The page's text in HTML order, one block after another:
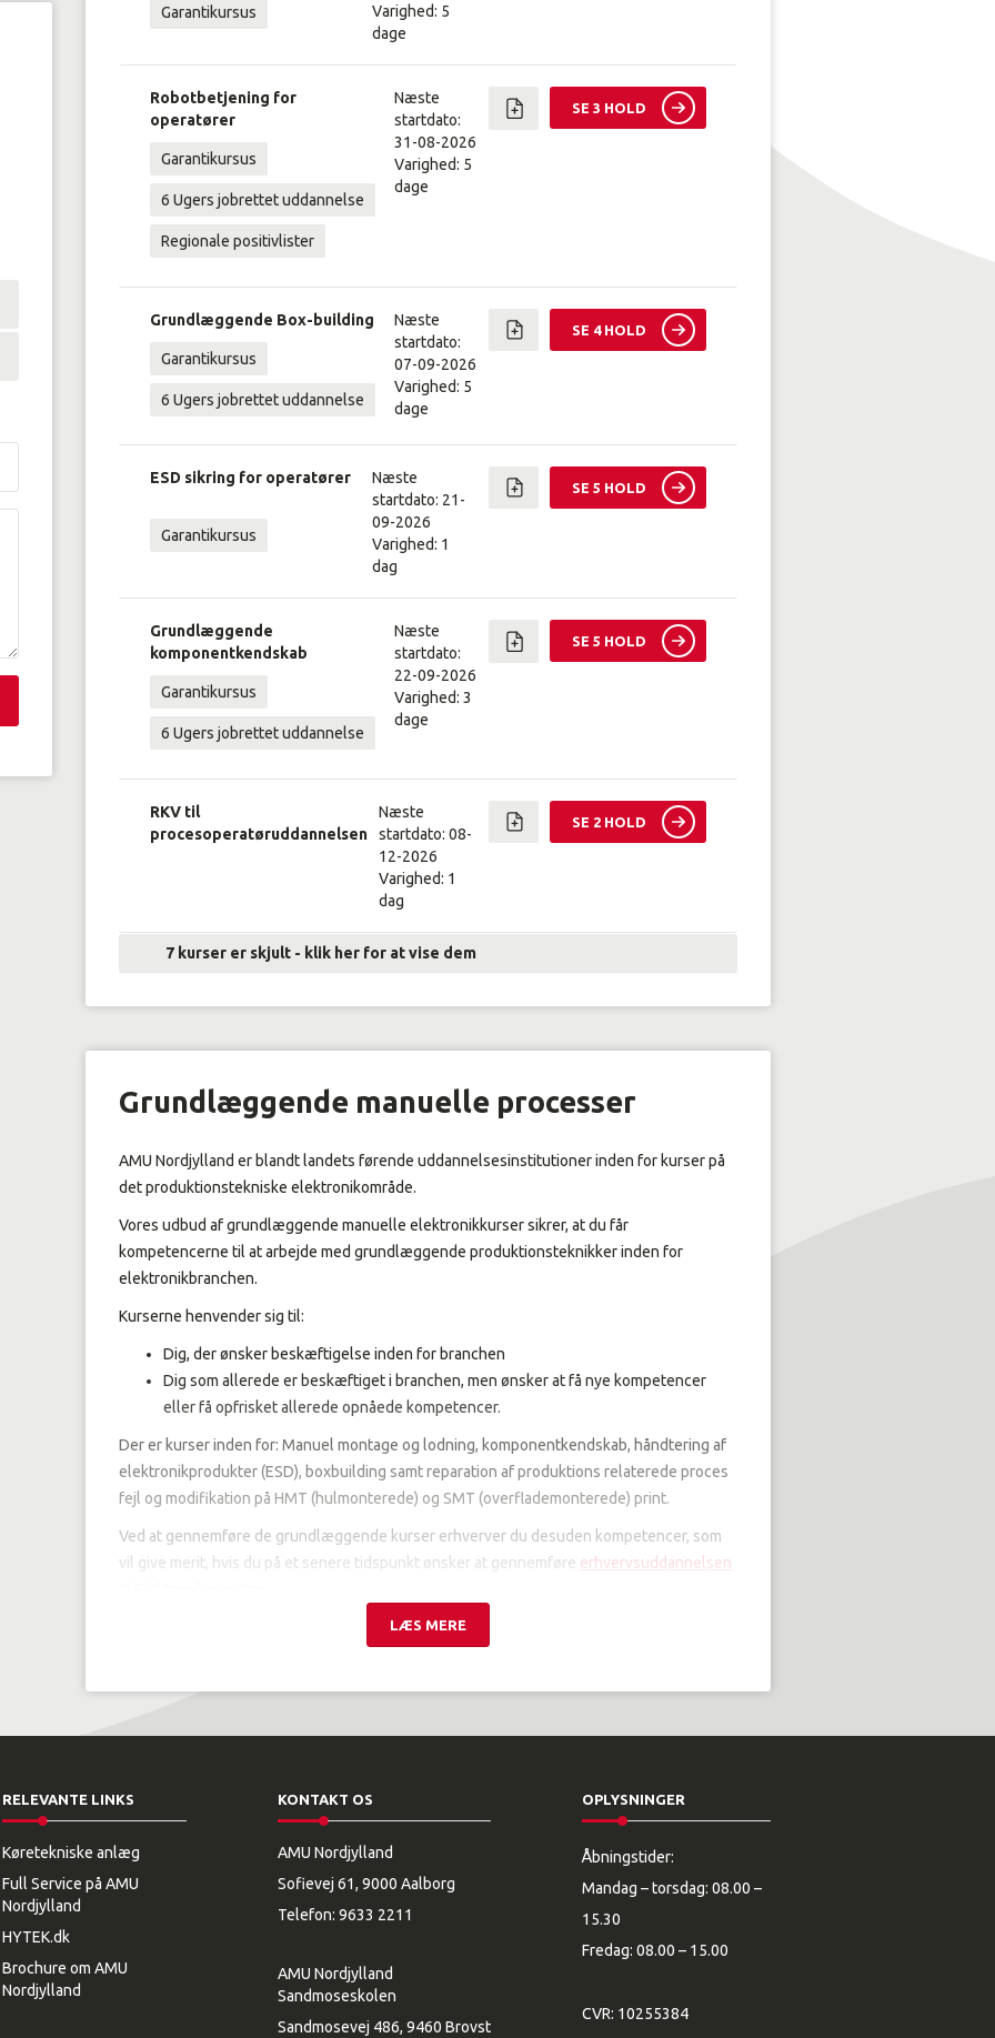
Garantikursus
Varighed: 5
dage
Robotbetjening for
operatører
Garantikursus
6 Ugers jobrettet uddannelse
Regionale positivlister
SE 3 HOLD
Næste
startdato:
31-08-2026
Varighed: 5
dage
Grundlæggende Box-building
Garantikursus
6 Ugers jobrettet uddannelse
SE 4 HOLD
Næste
startdato:
07-09-2026
Varighed: 5
dage
ESD sikring for operatører
Garantikursus
SE 5 HOLD
Næste
startdato: 21-
09-2026
Varighed: 1
dag
Grundlæggende
komponentkendskab
Garantikursus
6 Ugers jobrettet uddannelse
SE 5 HOLD
Næste
startdato:
22-09-2026
Varighed: 3
dage
RKV til
procesoperatøruddannelsen
SE 2 HOLD
Næste
startdato: 08-
12-2026
Varighed: 1
dag
7 kurser er skjult - klik her for at vise dem
Grundlæggende manuelle processer
AMU Nordjylland er blandt landets førende uddannelsesinstitutioner inden for kurser på
det produktionstekniske elektronikområde.
Vores udbud af grundlæggende manuelle elektronikkurser sikrer, at du får
kompetencerne til at arbejde med grundlæggende produktionsteknikker inden for
elektronikbranchen.
Kurserne henvender sig til:
Dig, der ønsker beskæftigelse inden for branchen
Dig som allerede er beskæftiget i branchen, men ønsker at få nye kompetencer
eller få opfrisket allerede opnåede kompetencer.
Der er kurser inden for: Manuel montage og lodning, komponentkendskab, håndtering af
elektronikprodukter (ESD), boxbuilding samt reparation af produktions relaterede proces
fejl og modifikation på HMT (hulmonterede) og SMT (overflademonterede) print.
Ved at gennemføre de grundlæggende kurser erhverver du desuden kompetencer, som
vil give merit, hvis du på et senere tidspunkt ønsker at gennemføre erhvervsuddannelsen
LÆS MERE
RELEVANTE LINKS
Køretekniske anlæg
Full Service på AMU
Nordjylland
HYTEK.dk
Brochure om AMU
Nordjylland
KONTAKT OS
AMU Nordjylland
Sofievej 61, 9000 Aalborg
Telefon: 9633 2211
AMU Nordjylland
Sandmoseskolen
Sandmosevej 486, 9460 Brovst
OPLYSNINGER
Åbningstider:
Mandag – torsdag: 08.00 –
15.30
Fredag: 08.00 – 15.00
CVR: 10255384